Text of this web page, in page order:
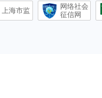
上海市监
网络社会
征信网